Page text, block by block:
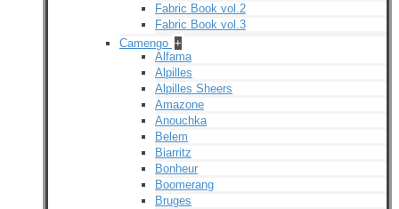
Fabric Book vol.2
Fabric Book vol.3
Camengo +
Alfama
Alpilles
Alpilles Sheers
Amazone
Anouchka
Belem
Biarritz
Bonheur
Boomerang
Bruges